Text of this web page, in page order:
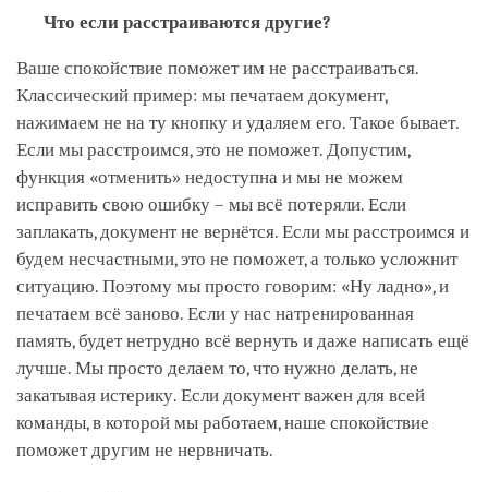
Что если расстраиваются другие?
Ваше спокойствие поможет им не расстраиваться.
Классический пример: мы печатаем документ,
нажимаем не на ту кнопку и удаляем его. Такое бывает.
Если мы расстроимся, это не поможет. Допустим,
функция «отменить» недоступна и мы не можем
исправить свою ошибку – мы всё потеряли. Если
заплакать, документ не вернётся. Если мы расстроимся и
будем несчастными, это не поможет, а только усложнит
ситуацию. Поэтому мы просто говорим: «Ну ладно», и
печатаем всё заново. Если у нас натренированная
память, будет нетрудно всё вернуть и даже написать ещё
лучше. Мы просто делаем то, что нужно делать, не
закатывая истерику. Если документ важен для всей
команды, в которой мы работаем, наше спокойствие
поможет другим не нервничать.